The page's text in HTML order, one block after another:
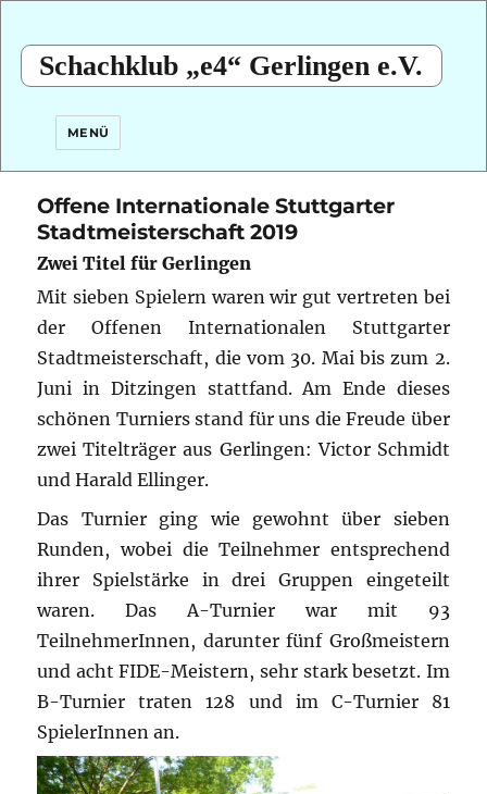
Schachklub „e4“ Gerlingen e.V.
MENÜ
Offene Internationale Stuttgarter
Stadtmeisterschaft 2019
Zwei Titel für Gerlingen
Mit sieben Spielern waren wir gut vertreten bei
der Offenen Internationalen Stuttgarter
Stadtmeisterschaft, die vom 30. Mai bis zum 2.
Juni in Ditzingen stattfand. Am Ende dieses
schönen Turniers stand für uns die Freude über
zwei Titelträger aus Gerlingen: Victor Schmidt
und Harald Ellinger.
Das Turnier ging wie gewohnt über sieben
Runden, wobei die Teilnehmer entsprechend
ihrer Spielstärke in drei Gruppen eingeteilt
waren. Das A-Turnier war mit 93
TeilnehmerInnen, darunter fünf Großmeistern
und acht FIDE-Meistern, sehr stark besetzt. Im
B-Turnier traten 128 und im C-Turnier 81
SpielerInnen an.